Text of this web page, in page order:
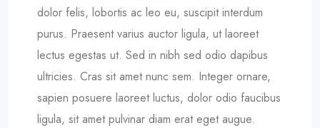
dolor felis, lobortis ac leo eu, suscipit interdum
purus. Praesent varius auctor ligula, ut laoreet
lectus egestas ut. Sed in nibh sed odio dapibus
ultricies. Cras sit amet nunc sem. Integer ornare,
sapien posuere laoreet luctus, dolor odio faucibus
ligula, sit amet pulvinar diam erat eget augue.